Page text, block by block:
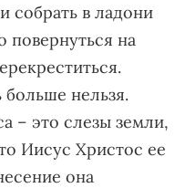
собрать в ладони
повернуться на
больше нельзя.
– это слезы земли,
Иисус Христос ее
она